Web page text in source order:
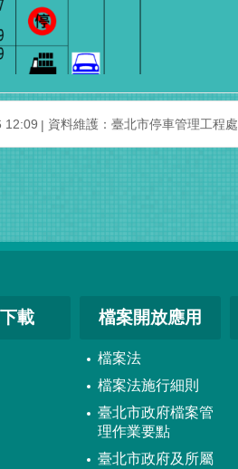
12:09 資料維護：臺北市停車管理工程處
載 檔案開放應用
檔案法
檔案法施行細則
臺北市政府檔案管
理作業要點
臺北市政府及所屬